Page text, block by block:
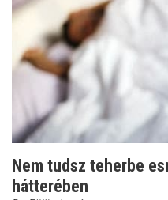
Nem tudsz teherbe
hátterében